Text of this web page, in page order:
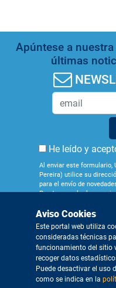
Apúntese a
últimas
He leído y
Al enviar este formulario,
Pereira) utilice su
para el envío de
Puede cancelar la
Obtenga más
derechos en nuestra
baja de nuestra
¿Quiénes
somos?
Aviso
Legal
Aviso Cookies
Este portal web utiliza
consideradas técnicas
funcionamiento del sitio
recoger datos
Puede desactivar el uso
como se indica en la